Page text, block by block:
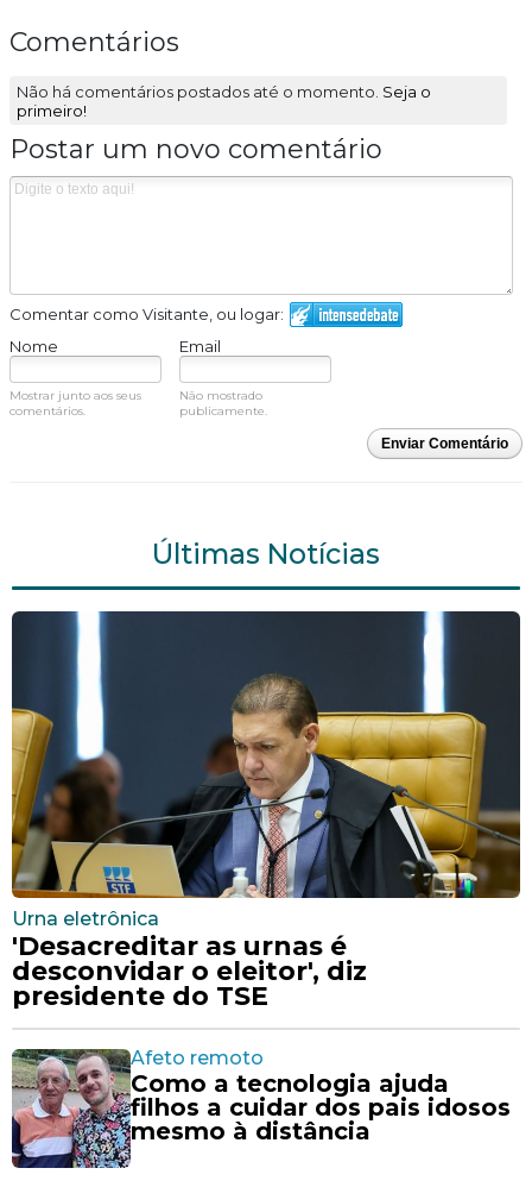
Comentários
Não há comentários postados até o momento. Seja o
primeiro!
Postar um novo comentário
Comentar como Visitante, ou logar:
Nome
Email
Mostrar junto aos seus
comentários.
Não mostrado
publicamente.
Enviar Comentário
Últimas Notícias
Urna eletrônica
'Desacreditar as urnas é
desconvidar o eleitor', diz
presidente do TSE
Afeto remoto
Como a tecnologia ajuda
filhos a cuidar dos pais idosos
mesmo à distância